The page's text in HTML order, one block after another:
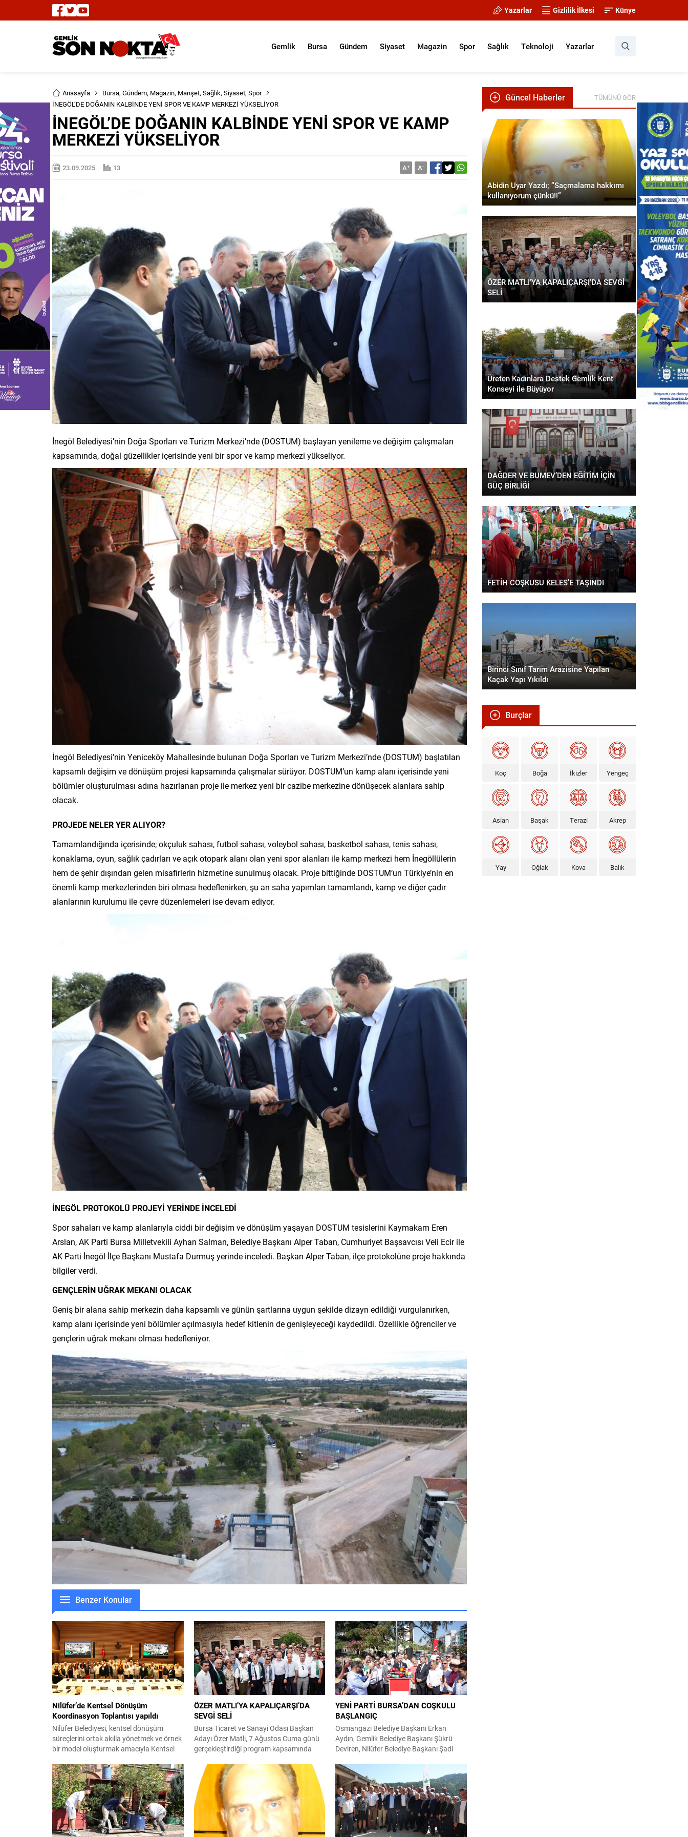
Yazarlar Gizlilik İlkesi Künye
Gemlik Bursa Gündem Siyaset Magazin Spor Sağlık Teknoloji Yazarlar
Anasayfa Bursa, Gündem, Magazin, Manşet, Sağlık, Siyaset, Spor
İNEGÖL’DE DOĞANIN KALBİNDE YENİ SPOR VE KAMP MERKEZİ YÜKSELİYOR
İNEGÖL’DE DOĞANIN KALBİNDE YENİ SPOR VE KAMP
MERKEZİ YÜKSELİYOR
23.09.2025 13 A+ A-
İnegöl Belediyesi’nin Doğa Sporları ve Turizm Merkezi’nde (DOSTUM) başlayan yenileme ve değişim çalışmaları
kapsamında, doğal güzellikler içerisinde yeni bir spor ve kamp merkezi yükseliyor.
İnegöl Belediyesi’nin Yeniceköy Mahallesinde bulunan Doğa Sporları ve Turizm Merkezi’nde (DOSTUM) başlatılan
kapsamlı değişim ve dönüşüm projesi kapsamında çalışmalar sürüyor. DOSTUM’un kamp alanı içerisinde yeni
bölümler oluşturulması adına hazırlanan proje ile merkez yeni bir cazibe merkezine dönüşecek alanlara sahip
olacak.
PROJEDE NELER YER ALIYOR?
Tamamlandığında içerisinde; okçuluk sahası, futbol sahası, voleybol sahası, basketbol sahası, tenis sahası,
konaklama, oyun, sağlık çadırları ve açık otopark alanı olan yeni spor alanları ile kamp merkezi hem İnegöllülerin
hem de şehir dışından gelen misafirlerin hizmetine sunulmuş olacak. Proje bittiğinde DOSTUM’un Türkiye’nin en
önemli kamp merkezlerinden biri olması hedeflenirken, şu an saha yapımları tamamlandı, kamp ve diğer çadır
alanlarının kurulumu ile çevre düzenlemeleri ise devam ediyor.
İNEGÖL PROTOKOLÜ PROJEYİ YERİNDE İNCELEDİ
Spor sahaları ve kamp alanlarıyla ciddi bir değişim ve dönüşüm yaşayan DOSTUM tesislerini Kaymakam Eren
Arslan, AK Parti Bursa Milletvekili Ayhan Salman, Belediye Başkanı Alper Taban, Cumhuriyet Başsavcısı Veli Ecir ile
AK Parti İnegöl İlçe Başkanı Mustafa Durmuş yerinde inceledi. Başkan Alper Taban, ilçe protokolüne proje hakkında
bilgiler verdi.
GENÇLERİN UĞRAK MEKANI OLACAK
Geniş bir alana sahip merkezin daha kapsamlı ve günün şartlarına uygun şekilde dizayn edildiği vurgulanırken,
kamp alanı içerisinde yeni bölümler açılmasıyla hedef kitlenin de genişleyeceği kaydedildi. Özellikle öğrenciler ve
gençlerin uğrak mekanı olması hedefleniyor.
Benzer Konular
Nilüfer’de Kentsel Dönüşüm
Koordinasyon Toplantısı yapıldı
Nilüfer Belediyesi, kentsel dönüşüm
süreçlerini ortak akılla yönetmek ve örnek
bir model oluşturmak amacıyla Kentsel
düzenledi. Akademik odalar ve alanında
uzman isimlerin katıldığı toplantıda,
şeffaf ve katılımcı bir yol haritası ele
alındı. Nilüfer Belediyesi, kentsel
dönüşüm stratejilerini belirlemek ve yol
haritası oluşturmak amacıyla Kentsel
Dönüşüm Koordinasyon Toplantısı...
ÖZER MATLI’YA KAPALIÇARŞI’DA
SEVGİ SELİ
Bursa Ticaret ve Sanayi Odası Başkan
Adayı Özer Matlı, 7 Ağustos Cuma günü
gerçekleştirdiği program kapsamında
Efendi’yi kabri başında andı, Ulu Cami’de
cuma namazına katıldı ve Kapalıçarşı
esnafı ile buluştu. Bursa Ticaret ve Sanayi
Odası Başkan Adayı Özer Matlı ve
beraberindeki heyet çalışmalarını
Bursa’nın tarihine, değerlerine...
YENİ PARTİ BURSA’DAN COŞKULU
BAŞLANGIÇ
Osmangazi Belediye Başkanı Erkan
Aydın, Gemlik Belediye Başkanı Şükrü
Deviren, Nilüfer Belediye Başkanı Şadi
Deniz Dalgıç, Mustafakemalpaşa Belediye
Başkanı Şükrü Erdem, Harmancık
Belediye Başkanı Haşim Ali Arıkan
belediye meclis üyeleriyle birlikte
Heykel’deki Atatürk Anıtı’nda CHP’den
istifa ederek YENİ Parti’ye geçti. Heykel
Atatürk Anıtı önünde düzenlenen basın...
Güncel Haberler TÜMÜNÜ GÖR
Abidin Uyar Yazdı; “Saçmalama hakkımı
kullanıyorum çünkü!!”
ÖZER MATLI’YA KAPALIÇARŞI’DA SEVGİ
SELİ
Üreten Kadınlara Destek Gemlik Kent
Konseyi ile Büyüyor
DAĞDER VE BUMEV’DEN EĞİTİM İÇİN
GÜÇ BİRLİĞİ
FETİH COŞKUSU KELES’E TAŞINDI
Birinci Sınıf Tarım Arazisine Yapılan
Kaçak Yapı Yıkıldı
Burçlar
Koç Boğa İkizler Yengeç
Aslan Başak Terazi Akrep
Yay Oğlak Kova Balık